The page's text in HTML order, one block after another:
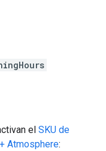
el SKU de
Atmosphere: